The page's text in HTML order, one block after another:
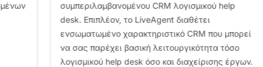
συμπεριλαμβανομένου CRM λογισμικού help
desk. Επιπλέον, το LiveAgent διαθέτει
ενσωματωμένο χαρακτηριστικό CRM που μπορεί
να σας παρέχει βασική λειτουργικότητα τόσο
λογισμικού help desk όσο και διαχείρισης έργων.